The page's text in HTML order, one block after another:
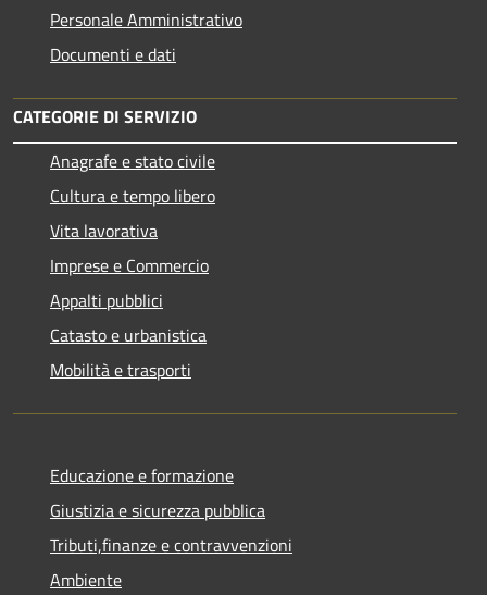
Personale Amministrativo
Documenti e dati
CATEGORIE DI SERVIZIO
Anagrafe e stato civile
Cultura e tempo libero
Vita lavorativa
Imprese e Commercio
Appalti pubblici
Catasto e urbanistica
Mobilità e trasporti
Educazione e formazione
Giustizia e sicurezza pubblica
Tributi,finanze e contravvenzioni
Ambiente